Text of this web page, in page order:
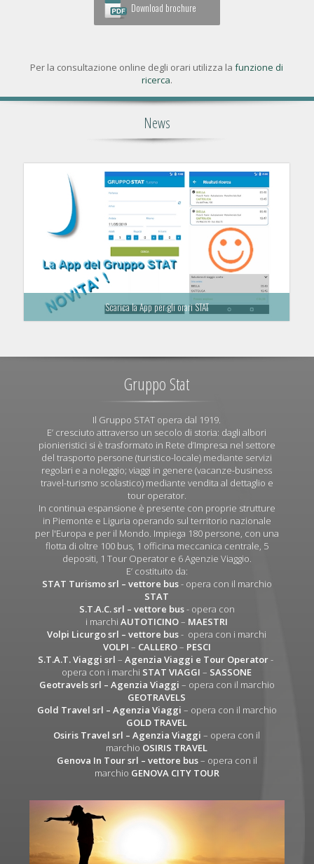
Download brochure
Per la consultazione online degli orari utilizza lafunzione di
ricerca.
News
Scarica la App per gli orari STAT
Gruppo Stat
Il Gruppo STAT opera dal 1919.
E’ cresciuto attraverso un secolo di storia: dagli albori
pionieristici si è trasformato in Rete d’Impresa nel settore
del trasporto persone (turistico-locale) mediante servizi
regolari e a noleggio; viaggi in genere (vacanze-business
travel-turismo scolastico) mediante vendita al dettaglio e
tour operator.
In continua espansione è presente con proprie strutture
in Piemonte e Liguria operando sul territorio nazionale
per l'Europa e per il Mondo. Impiega 180 persone, con una
flotta di oltre 100 bus, 1 officina meccanica centrale, 5
depositi, 1 Tour Operator e 6 Agenzie Viaggio.
E’ costituito da:
STAT Turismo srl – vettore bus- opera con il marchio
STAT
S.T.A.C. srl – vettore bus- opera con
i marchiAUTOTICINO– MAESTRI
Volpi Licurgo srl – vettore bus- opera con i marchi
VOLPI – CALLERO– PESCI
S.T.A.T. Viaggi srl –Agenzia Viaggi e Tour Operator-
opera con i marchi STAT VIAGGI – SASSONE
Geotravels srl – Agenzia Viaggi – opera con il marchio
GEOTRAVELS
Gold Travel srl – Agenzia Viaggi – opera con il marchio
GOLD TRAVEL
Osiris Travel srl – Agenzia Viaggi – opera con il
marchio OSIRIS TRAVEL
Genova In Tour srl – vettore bus– opera con il
marchio GENOVA CITY TOUR